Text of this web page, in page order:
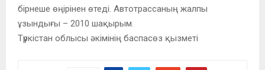
бірнеше өңірінен өтеді. Автотрассаның жалпы
ұзындығы – 2010 шақырым.
Түркістан облысы әкімінің баспасөз қызметі